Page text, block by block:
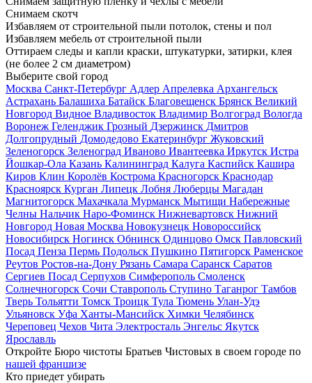
Снимаем скотч
Избавляем от строительной пыли потолок, стены и пол
Избавляем мебель от строительной пыли
Оттираем следы и капли краски, штукатурки, затирки, клея
(не более 2 см диаметром)
Выберите свой город
Москва Санкт-Петербург Адлер Апрелевка Архангельск
Астрахань Балашиха Батайск Благовещенск Брянск Великий
Новгород Видное Владивосток Владимир Волгоград Вологда
Воронеж Геленджик Грозный Дзержинск Дмитров
Долгопрудный Домодедово Екатеринбург Жуковский
Зеленогорск Зеленоград Иваново Ивантеевка Иркутск Истра
Йошкар-Ола Казань Калининград Калуга Каспийск Кашира
Киров Клин Королёв Кострома Красногорск Краснодар
Красноярск Курган Липецк Лобня Люберцы Магадан
Магнитогорск Махачкала Мурманск Мытищи Набережные
Челны Нальчик Наро-Фоминск Нижневартовск Нижний
Новгород Новая Москва Новокузнецк Новороссийск
Новосибирск Ногинск Обнинск Одинцово Омск Павловский
Посад Пенза Пермь Подольск Пушкино Пятигорск Раменское
Реутов Ростов-на-Дону Рязань Самара Саранск Саратов
Сергиев Посад Серпухов Симферополь Смоленск
Солнечногорск Сочи Ставрополь Ступино Таганрог Тамбов
Тверь Тольятти Томск Троицк Тула Тюмень Улан-Удэ
Ульяновск Уфа Ханты-Мансийск Химки Челябинск
Череповец Чехов Чита Электросталь Энгельс Якутск
Ярославль
Откройте Бюро чистоты Братьев Чистовых в своем городе по
нашей франшизе
Кто приедет убирать